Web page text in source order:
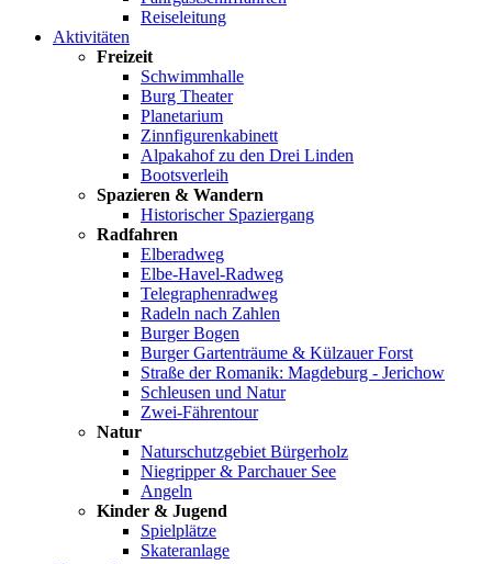
Reiseleitung
Aktivitäten
Freizeit
Schwimmhalle
Burg Theater
Planetarium
Zinnfigurenkabinett
Alpakahof zu den Drei Linden
Bootsverleih
Spazieren & Wandern
Historischer Spaziergang
Radfahren
Elberadweg
Elbe-Havel-Radweg
Telegraphenradweg
Radeln nach Zahlen
Burger Bogen
Burger Gartenträume & Külzauer Forst
Straße der Romanik: Magdeburg - Jerichow
Schleusen und Natur
Zwei-Fährentour
Natur
Naturschutzgebiet Bürgerholz
Niegripper & Parchauer See
Angeln
Kinder & Jugend
Spielplätze
Skateranlage